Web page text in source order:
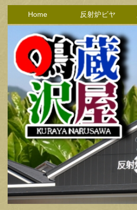
Home 反射炉ビヤ